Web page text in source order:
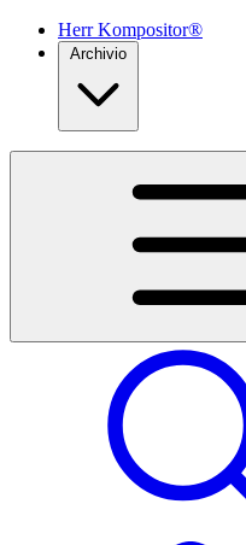
Herr Kompositor®
Archivio